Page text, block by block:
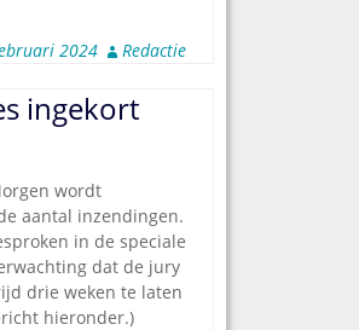
2024 Redactie
ingekort
wordt
aantal inzendingen.
in de speciale
dat de jury
drie weken te laten
hieronder.)